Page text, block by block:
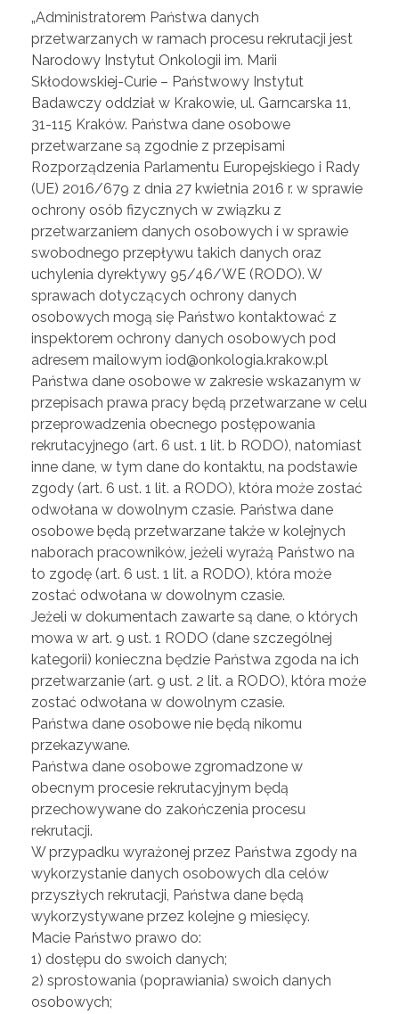
„Administratorem Państwa danych
przetwarzanych w ramach procesu rekrutacji jest
Narodowy Instytut Onkologii im. Marii
Skłodowskiej-Curie – Państwowy Instytut
Badawczy oddział w Krakowie, ul. Garncarska 11,
31-115 Kraków. Państwa dane osobowe
przetwarzane są zgodnie z przepisami
Rozporządzenia Parlamentu Europejskiego i Rady
(UE) 2016/679 z dnia 27 kwietnia 2016 r. w sprawie
ochrony osób fizycznych w związku z
przetwarzaniem danych osobowych i w sprawie
swobodnego przepływu takich danych oraz
uchylenia dyrektywy 95/46/WE (RODO). W
sprawach dotyczących ochrony danych
osobowych mogą się Państwo kontaktować z
inspektorem ochrony danych osobowych pod
adresem mailowym iod@onkologia.krakow.pl
Państwa dane osobowe w zakresie wskazanym w
przepisach prawa pracy będą przetwarzane w celu
przeprowadzenia obecnego postępowania
rekrutacyjnego (art. 6 ust. 1 lit. b RODO), natomiast
inne dane, w tym dane do kontaktu, na podstawie
zgody (art. 6 ust. 1 lit. a RODO), która może zostać
odwołana w dowolnym czasie. Państwa dane
osobowe będą przetwarzane także w kolejnych
naborach pracowników, jeżeli wyrażą Państwo na
to zgodę (art. 6 ust. 1 lit. a RODO), która może
zostać odwołana w dowolnym czasie.
Jeżeli w dokumentach zawarte są dane, o których
mowa w art. 9 ust. 1 RODO (dane szczególnej
kategorii) konieczna będzie Państwa zgoda na ich
przetwarzanie (art. 9 ust. 2 lit. a RODO), która może
zostać odwołana w dowolnym czasie.
Państwa dane osobowe nie będą nikomu
przekazywane.
Państwa dane osobowe zgromadzone w
obecnym procesie rekrutacyjnym będą
przechowywane do zakończenia procesu
rekrutacji.
W przypadku wyrażonej przez Państwa zgody na
wykorzystanie danych osobowych dla celów
przyszłych rekrutacji, Państwa dane będą
wykorzystywane przez kolejne 9 miesięcy.
Macie Państwo prawo do:
1) dostępu do swoich danych;
2) sprostowania (poprawiania) swoich danych
osobowych;